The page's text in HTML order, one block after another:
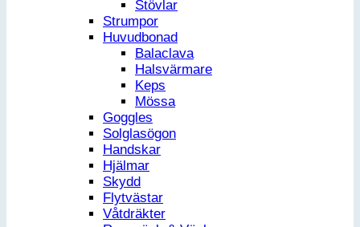
Stövlar
Strumpor
Huvudbonad
Balaclava
Halsvärmare
Keps
Mössa
Goggles
Solglasögon
Handskar
Hjälmar
Skydd
Flytvästar
Våtdräkter